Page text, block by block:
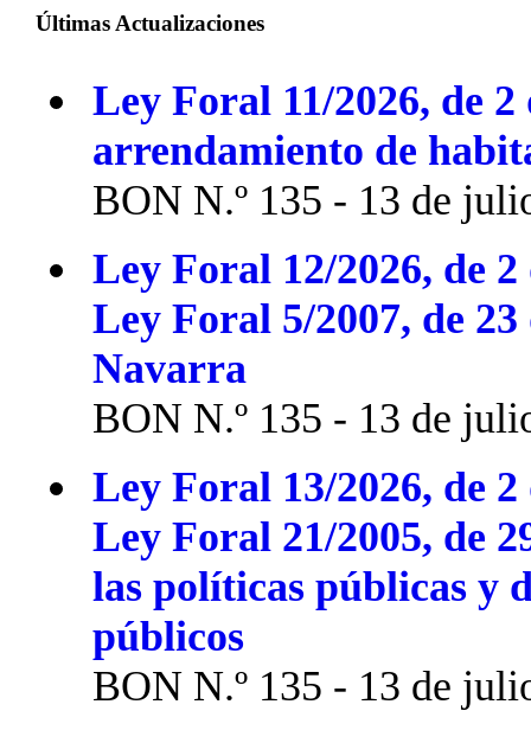
Últimas Actualizaciones
Ley Foral 11/2026, de
arrendamiento de
BON N.º 135 - 13 de
Ley Foral 12/2026, de
Ley Foral 5/2007, de
Navarra
BON N.º 135 - 13 de
Ley Foral 13/2026, de
Ley Foral 21/2005, de
las políticas públicas y
públicos
BON N.º 135 - 13 de